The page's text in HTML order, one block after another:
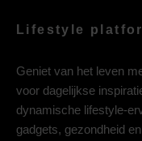
Lifestyle
Geniet van het leven
voor dagelijkse
dynamische lifestyle-
gadgets, gezondheid